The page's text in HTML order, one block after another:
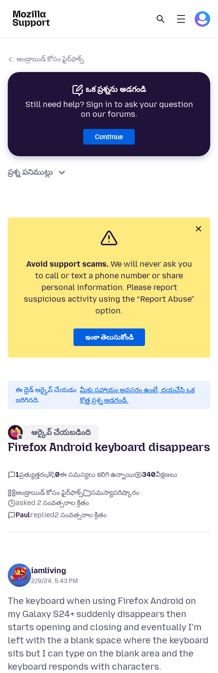
ఆండ్రాయిడ్ కోసం ఫైర్‌ఫాక్స్
ఒక ప్రశ్నను అడగండి
Still need help? Sign in to ask your question
on our forums.
Continue
ప్రశ్న పనిముట్లు
Avoid support scams.We will never ask you
to call or text a phone number or share
personal information. Please report
suspicious activity using the “Report Abuse”
option.
ఇంకా తెలుసుకోండి
ఈ థ్రెడ్ ఆర్కైవ్ చేయడం
జరిగినది.
మీకు సహాయం అవసరం ఉంటే, దయచేసి ఒక
కొత్త ప్రశ్న అడగండి.
ఆర్కైవ్ చేయబడింది
Firefox Android keyboard disappears
1ప్రత్యుత్తరం 0ఈ సమస్యలు కలిగి ఉన్నాయి 340వీక్షణలు
ఆండ్రాయిడ్ కోసం ఫైర్‌ఫాక్స్
సమస్యాపరిష్కారం
asked 2 సంవత్సరాల క్రితం
Paulreplied2 సంవత్సరాల క్రితం
iamliving
2/9/24, 5:43 PM
The keyboard when using Firefox Android on
my Galaxy S24+ suddenly disappears then
starts opening and closing and eventually I'm
left with the a blank space where the keyboard
sits but I can type on the blank area and the
keyboard responds with characters.